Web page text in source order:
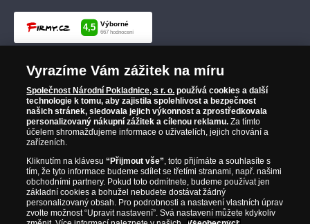
Vyrazíme Vám zážitek na míru
Společnost Národní Pokladnice, s r. o. používá cookies a další
technologie k tomu, aby zajistila spolehlivost a bezpečnost
našich stránek, sledovala jejich výkonnost a zprostředkovala
personalizovaný nákupní zážitek a cílenou reklamu. Za tímto
účelem shromažďujeme informace o uživatelích, jejich chování a
zařízeních.
Kliknutím na klávesu“Přijmout vše”, toto přijímáte a souhlasíte s
tím, že tyto informace budeme sdílet se třetími stranami, např. našimi
obchodními partnery. Pokud toto odmítnete, budeme používat jen
základní cookies a bohužel nebudete dostávat žádný
personalizovaný obsah. Pro podrobnosti a nastavení vlastních úprav
zvolte možnost “Upravit nastavení”. Svá nastavení můžete kdykoliv